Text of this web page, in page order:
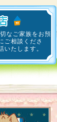
なご家族をお預
ご相談くださ
たします。